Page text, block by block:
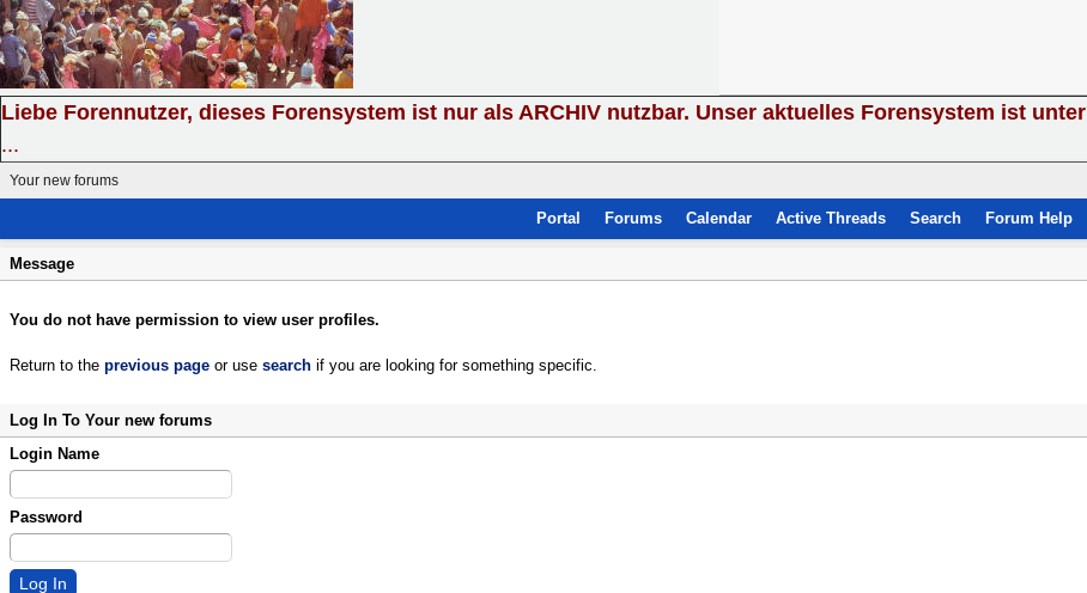
Liebe Forennutzer, dieses Forensystem ist nur als ARCHIV nutzbar. Unser aktuelles Forensystem ist unter
...
Your new forums
Portal Forums Calendar Active Threads Search Forum Help
Message
You do not have permission to view user profiles.
Return to the previous page or use search if you are looking for something specific.
Log In To Your new forums
Login Name
Password